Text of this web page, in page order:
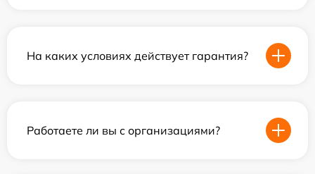
На каких условиях действует гарантия?
Работаете ли вы с организациями?